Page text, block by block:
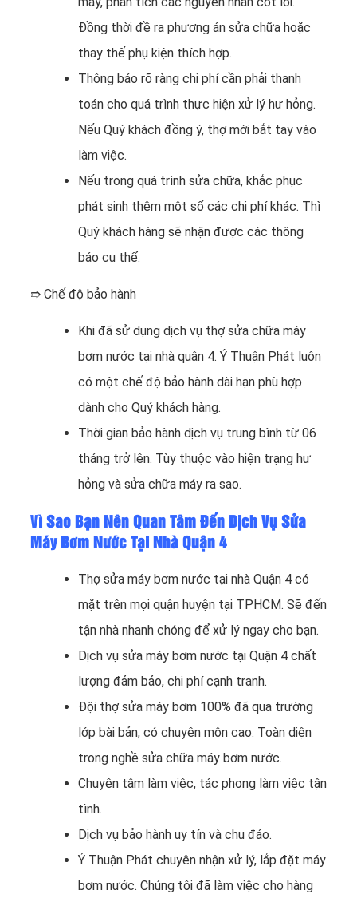
Đồng thời đề ra phương án sửa chữa hoặc
thay thế phụ kiện thích hợp.
Thông báo rõ ràng chi phí cần phải thanh
toán cho quá trình thực hiện xử lý hư hỏng.
Nếu Quý khách đồng ý, thợ mới bắt tay vào
làm việc.
Nếu trong quá trình sửa chữa, khắc phục
phát sinh thêm một số các chi phí khác. Thì
Quý khách hàng sẽ nhận được các thông
báo cụ thể.
➱ Chế độ bảo hành
Khi đã sử dụng dịch vụ thợ sửa chữa máy
bơm nước tại nhà quận 4. Ý Thuận Phát luôn
có một chế độ bảo hành dài hạn phù hợp
dành cho Quý khách hàng.
Thời gian bảo hành dịch vụ trung bình từ 06
tháng trở lên. Tùy thuộc vào hiện trạng hư
hỏng và sửa chữa máy ra sao.
Vì Sao Bạn Nên Quan Tâm Đến Dịch Vụ Sửa
Máy Bơm Nước Tại Nhà Quận 4
Thợ sửa máy bơm nước tại nhà Quận 4 có
mặt trên mọi quận huyện tại TPHCM. Sẽ đến
tận nhà nhanh chóng để xử lý ngay cho bạn.
Dịch vụ sửa máy bơm nước tại Quận 4 chất
lượng đảm bảo, chi phí cạnh tranh.
Đội thợ sửa máy bơm 100% đã qua trường
lớp bài bản, có chuyên môn cao. Toàn diện
trong nghề sửa chữa máy bơm nước.
Chuyên tâm làm việc, tác phong làm việc tận
tình.
Dịch vụ bảo hành uy tín và chu đáo.
Ý Thuận Phát chuyên nhận xử lý, lắp đặt máy
bơm nước. Chúng tôi đã làm việc cho hàng